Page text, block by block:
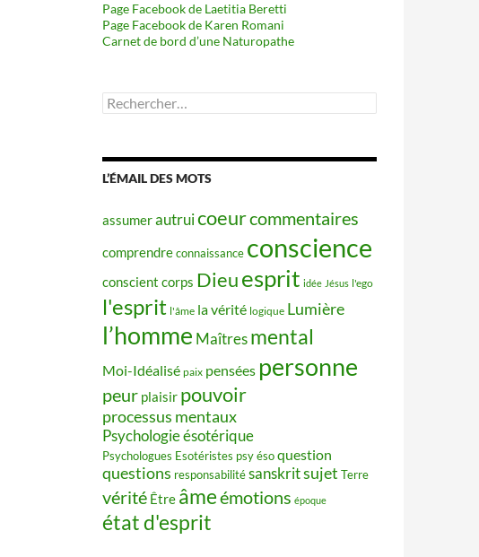
Page Facebook de Laetitia Beretti
Page Facebook de Karen Romani
Carnet de bord d’une Naturopathe
Rechercher :
L’ÉMAIL DES MOTS
assumerautruicoeurcommentaires
comprendreconnaissance conscience
conscient corps Dieuesprit idée Jésus l'ego
l'esprit l'âme la vérité logique Lumière
l’homme Maîtres mental
Moi-Idéalisé paix pensées personne
peur plaisir pouvoir
processus mentaux
Psychologie ésotérique
Psychologues Esotéristes psy ésoquestion
questions responsabilitésanskritsujet Terre
vérité Être âmeémotions époque
état d'esprit